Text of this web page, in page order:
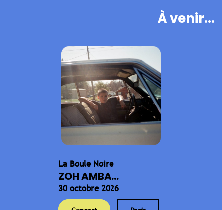
À venir...
La Boule Noire
ZOH AMBA...
30 octobre 2026